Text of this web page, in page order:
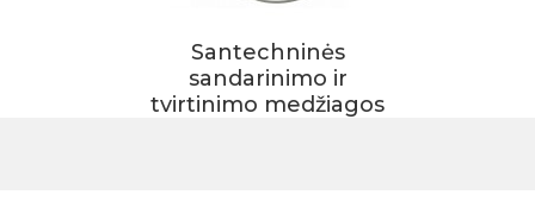
Santechninės
sandarinimo ir
tvirtinimo medžiagos